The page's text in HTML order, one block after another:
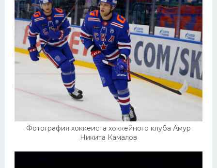
Фотография хоккеиста хоккейного клуба Амур
Никита Камалов